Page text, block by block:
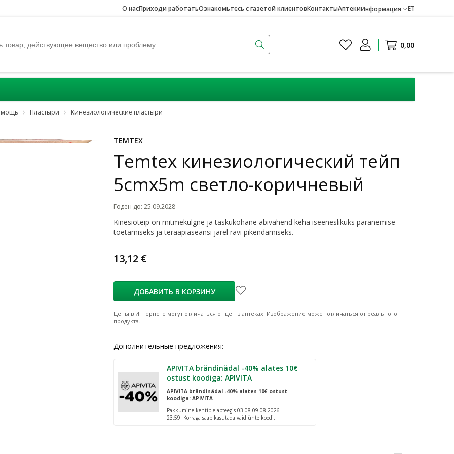
О насПриходи работатьОзнакомьтесь с газетой клиентовКонтактыАптекиИнформация ET
0,00
Пластыри Кинезиологические пластыри
TEMTEX
Temtex кинезиологический тейп
5cmx5m светло-коричневый
Годен до: 25.09.2028
Kinesioteip on mitmekülgne ja taskukohane abivahend keha iseeneslikuks paranemise
toetamiseks ja teraapiaseansi järel ravi pikendamiseks.
13,12 €
ДОБАВИТЬ В КОРЗИНУ
Цены в Интернете могут отличаться от цен в аптеках. Изображение может отличаться от реального
продукта.
Дополнительные предложения:
APIVITA brändinädal -40% alates 10€
ostust koodiga: APIVITA
APIVITA brändinädal -40% alates 10€ ostust
koodiga: APIVITA
Pakkumine kehtib e-apteegis 03.08-09.08.2026
23:59. Korraga saab kasutada vaid ühte koodi.